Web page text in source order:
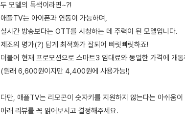
두 모델의 특색이라면~?!
애플TV는 아이폰과 연동이 가능하며,
실시간 방송보다는 OTT를 시청하는 데 주력이 된 모델입니다.
제조의 명가(?) 답게 최적화가 잘되어 빠릿빠릿하죠!
더불어 현재 프로모션으로 스마트3 임대료와 동일한 가격에 개
(원래 6,600원이지만 4,400원에 사용가능!)
다만, 애플TV는 리모콘이 숫자키를 지원하지 않는다는 아쉬움
아래 리뷰를 꼭 읽어보시고 결정해주세요.